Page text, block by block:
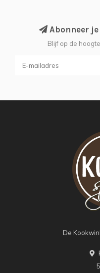
Abonneer
Blijf op de
De